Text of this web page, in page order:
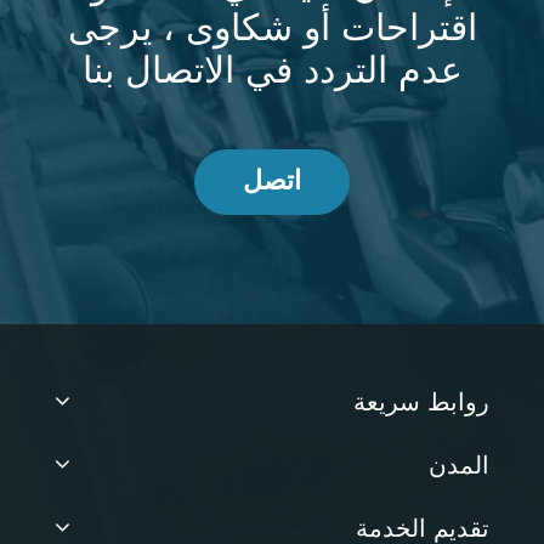
اقتراحات أو شكاوى ، يرجى
عدم التردد في الاتصال بنا
اتصل
روابط سريعة
المدن
تقديم الخدمة